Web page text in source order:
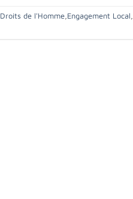
Droits de l'Homme,Engagement Local,